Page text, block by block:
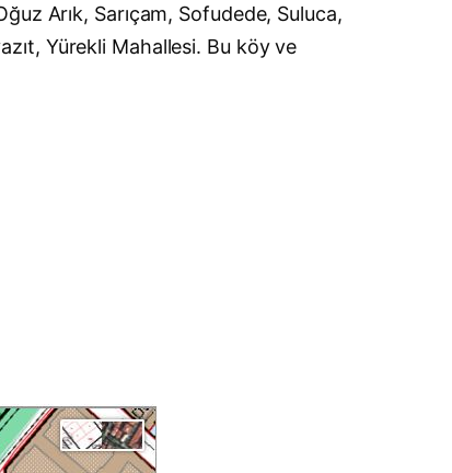
Arık, Sarıçam, Sofudede, Suluca,
Yürekli Mahallesi. Bu köy ve